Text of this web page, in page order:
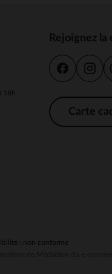
de
18h
Rejoignez
Carte
: non conforme